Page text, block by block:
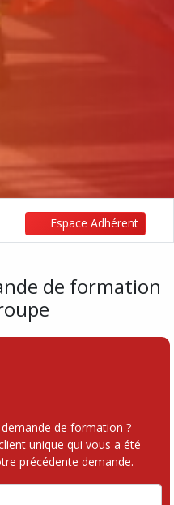
Espace Adhérent
de formation
de formation ?
unique qui vous a été
précédente demande.